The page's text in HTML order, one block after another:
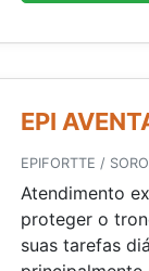
EPI
EPIFORTTE /
Atendimento
proteger o
suas tarefas